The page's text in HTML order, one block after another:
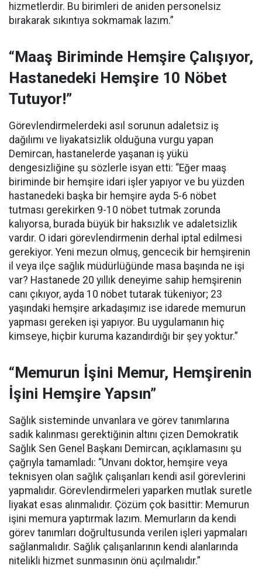
hizmetlerdir. Bu birimleri de aniden personelsiz
bırakarak sıkıntıya sokmamak lazım.”
“Maaş Biriminde Hemşire Çalışıyor,
Hastanedeki Hemşire 10 Nöbet
Tutuyor!”
Görevlendirmelerdeki asıl sorunun adaletsiz iş
dağılımı ve liyakatsizlik olduğuna vurgu yapan
Demircan, hastanelerde yaşanan iş yükü
dengesizliğine şu sözlerle isyan etti: “Eğer maaş
biriminde bir hemşire idari işler yapıyor ve bu yüzden
hastanedeki başka bir hemşire ayda 5-6 nöbet
tutması gerekirken 9-10 nöbet tutmak zorunda
kalıyorsa, burada büyük bir haksızlık ve adaletsizlik
vardır. O idari görevlendirmenin derhal iptal edilmesi
gerekiyor. Yeni mezun olmuş, gencecik bir hemşirenin
il veya ilçe sağlık müdürlüğünde masa başında ne işi
var? Hastanede 20 yıllık deneyime sahip hemşirenin
canı çıkıyor, ayda 10 nöbet tutarak tükeniyor; 23
yaşındaki hemşire arkadaşımız ise idarede memurun
yapması gereken işi yapıyor. Bu uygulamanın hiç
kimseye, hiçbir kuruma kazandırdığı bir şey yoktur.”
“Memurun İşini Memur, Hemşirenin
İşini Hemşire Yapsın”
Sağlık sisteminde unvanlara ve görev tanımlarına
sadık kalınması gerektiğinin altını çizen Demokratik
Sağlık Sen Genel Başkanı Demircan, açıklamasını şu
çağrıyla tamamladı: “Unvanı doktor, hemşire veya
teknisyen olan sağlık çalışanları kendi asil görevlerini
yapmalıdır. Görevlendirmeleri yaparken mutlak suretle
liyakat esas alınmalıdır. Çözüm çok basittir: Memurun
işini memura yaptırmak lazım. Memurların da kendi
görev tanımları doğrultusunda verilen işleri yapmaları
sağlanmalıdır. Sağlık çalışanlarının kendi alanlarında
nitelikli hizmet sunmasının önü açılmalıdır.”